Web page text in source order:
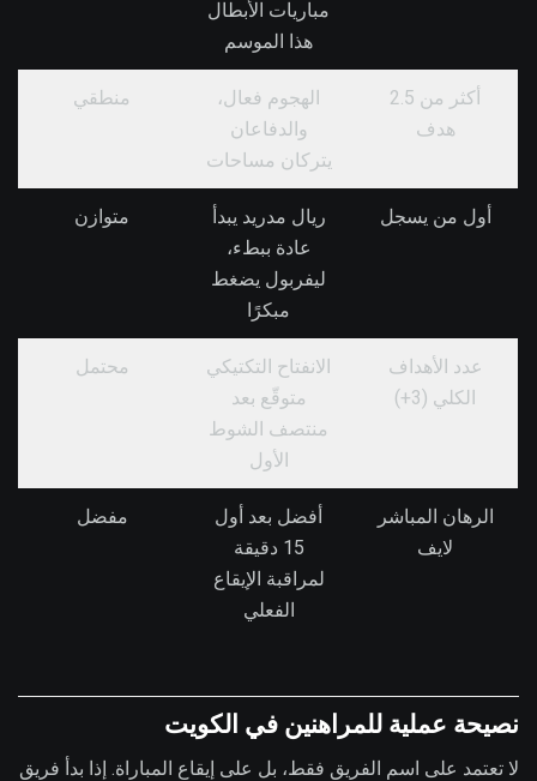
مباريات الأبطال
هذا الموسم
أكثر من 2.5
هدف
الهجوم فعال،
والدفاعان
يتركان مساحات
منطقي
أول من يسجل
ريال مدريد يبدأ
عادة ببطء،
ليفربول يضغط
مبكرًا
متوازن
عدد الأهداف
الكلي (3+)
الانفتاح التكتيكي
متوقّع بعد
منتصف الشوط
الأول
محتمل
الرهان المباشر
لايف
أفضل بعد أول
15 دقيقة
لمراقبة الإيقاع
الفعلي
مفضل
نصيحة عملية للمراهنين في الكويت
لا تعتمد على اسم الفريق فقط، بل على إيقاع المباراة. إذا بدأ فريق